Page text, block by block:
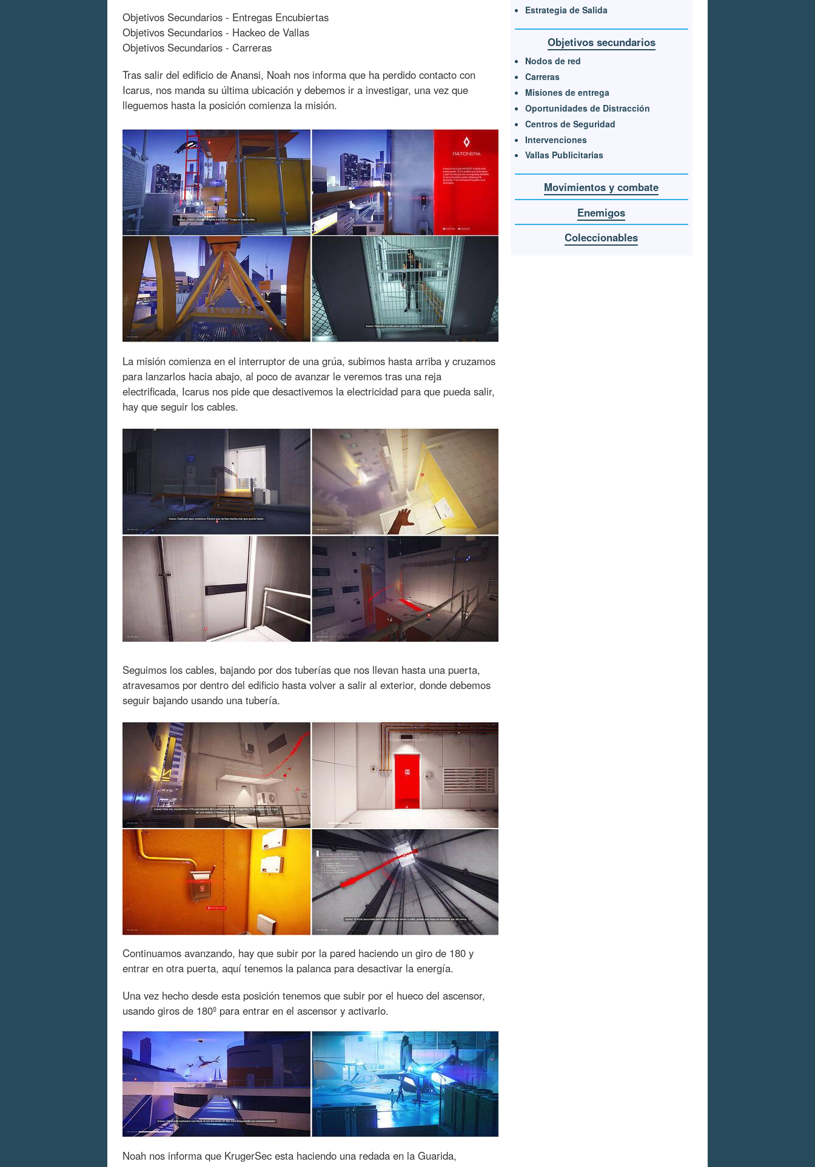
Objetivos Secundarios - Entregas Encubiertas
Objetivos Secundarios - Hackeo de Vallas
Objetivos Secundarios - Carreras
Tras salir del edificio de Anansi, Noah nos informa que ha perdido contacto con
Icarus, nos manda su última ubicación y debemos ir a investigar, una vez que
lleguemos hasta la posición comienza la misión.
La misión comienza en el interruptor de una grúa, subimos hasta arriba y cruzamos
para lanzarlos hacia abajo, al poco de avanzar le veremos tras una reja
electrificada, Icarus nos pide que desactivemos la electricidad para que pueda salir,
hay que seguir los cables.
Seguimos los cables, bajando por dos tuberías que nos llevan hasta una puerta,
atravesamos por dentro del edificio hasta volver a salir al exterior, donde debemos
seguir bajando usando una tubería.
Continuamos avanzando, hay que subir por la pared haciendo un giro de 180 y
entrar en otra puerta, aquí tenemos la palanca para desactivar la energía.
Una vez hecho desde esta posición tenemos que subir por el hueco del ascensor,
usando giros de 180º para entrar en el ascensor y activarlo.
Noah nos informa que KrugerSec esta haciendo una redada en la Guarida,
Estrategia de Salida
Objetivos secundarios
Nodos de red
Carreras
Misiones de entrega
Oportunidades de Distracción
Centros de Seguridad
Intervenciones
Vallas Publicitarias
Movimientos y combate
Enemigos
Coleccionables